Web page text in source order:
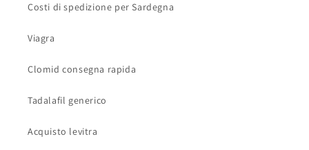
Costi di spedizione per Sardegna
Viagra
Clomid consegna rapida
Tadalafil generico
Acquisto levitra